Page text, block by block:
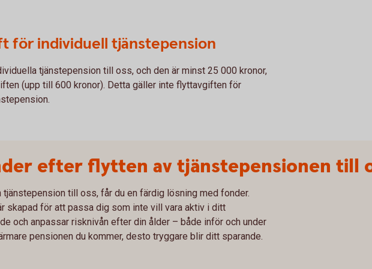
för individuell tjänstepension
tjänstepension till oss, och den är minst 25 000 kronor,
(upp till 600 kronor). Detta gäller inte flyttavgiften för
efter flytten av tjänstepensionen till
tjänstepension till oss, får du en färdig lösning med fonder.
skapad för att passa dig som inte vill vara aktiv i ditt
och anpassar risknivån efter din ålder – både inför och under
pensionen du kommer, desto tryggare blir ditt sparande.